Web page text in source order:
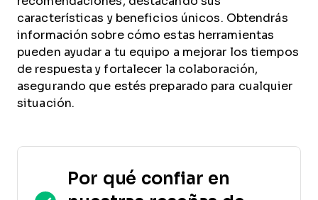
características y beneficios únicos. Obtendrás
información sobre cómo estas herramientas
pueden ayudar a tu equipo a mejorar los tiempos
de respuesta y fortalecer la colaboración,
asegurando que estés preparado para cualquier
situación.
Por qué confiar en